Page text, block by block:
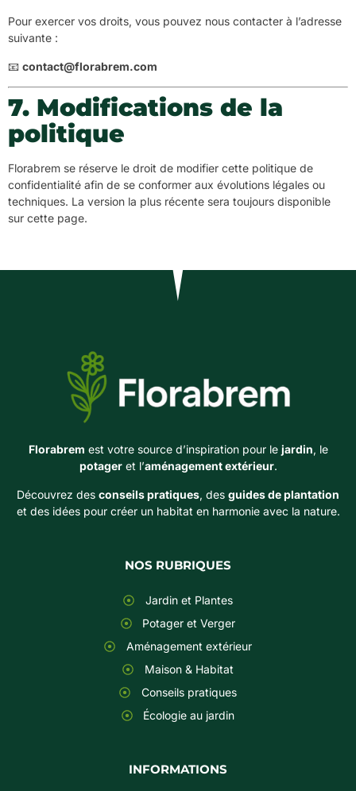
Pour exercer vos droits, vous pouvez nous contacter à l’adresse
suivante :
📧 contact@florabrem.com
7. Modifications de la
politique
Florabrem se réserve le droit de modifier cette politique de
confidentialité afin de se conformer aux évolutions légales ou
techniques. La version la plus récente sera toujours disponible
sur cette page.
Florabrem est votre source d’inspiration pour le jardin, le
potageret l’aménagement extérieur.
Découvrez des conseils pratiques, des guides de plantation
et des idées pour créer un habitat en harmonie avec la nature.
NOS RUBRIQUES
Jardin et Plantes
Potager et Verger
Aménagement extérieur
Maison & Habitat
Conseils pratiques
Écologie au jardin
INFORMATIONS